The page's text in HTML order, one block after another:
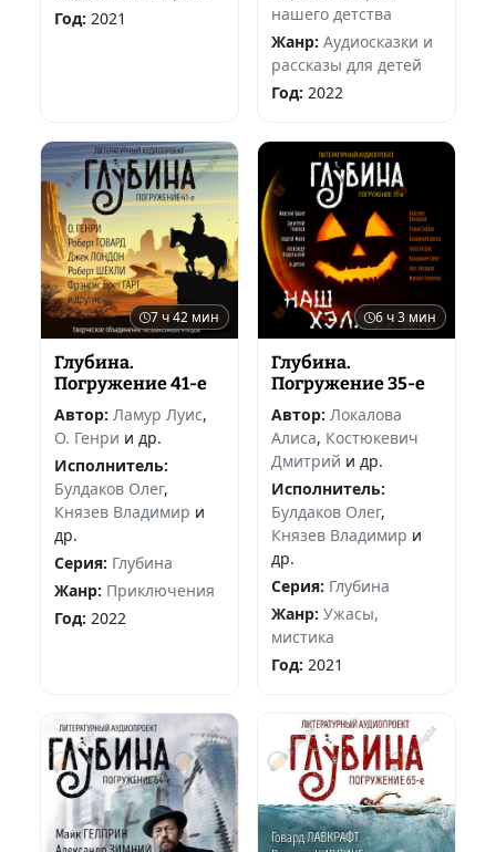
Год: 2021
нашего детства
Жанр: Аудиосказки и
рассказы для детей
Год: 2022
7 ч 42 мин
Глубина.
Погружение 41-е
Автор: Ламур Луис,
О. Генри и др.
Исполнитель:
Булдаков Олег,
Князев Владимир и
др.
Серия: Глубина
Жанр: Приключения
Год: 2022
6 ч 3 мин
Глубина.
Погружение 35-е
Автор: Локалова
Алиса, Костюкевич
Дмитрий и др.
Исполнитель:
Булдаков Олег,
Князев Владимир и
др.
Серия: Глубина
Жанр: Ужасы,
мистика
Год: 2021